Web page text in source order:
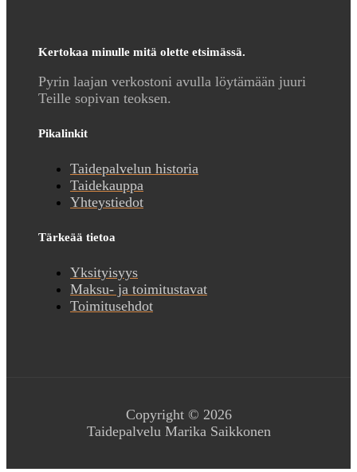
Kertokaa minulle mitä olette etsimässä.
Pyrin laajan verkostoni avulla löytämään juuri
Teille sopivan teoksen.
Pikalinkit
Taidepalvelun historia
Taidekauppa
Yhteystiedot
Tärkeää tietoa
Yksityisyys
Maksu- ja toimitustavat
Toimitusehdot
Copyright © 2026
Taidepalvelu Marika Saikkonen